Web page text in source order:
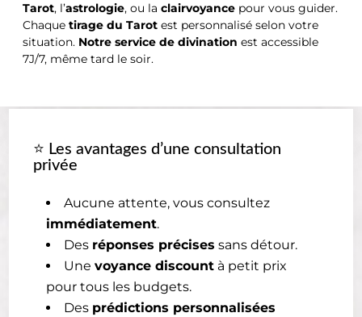
Tarot, l’astrologie, ou la clairvoyance pour vous guider.
Chaque tirage du Tarot est personnalisé selon votre
situation. Notre service de divination est accessible
7J/7, même tard le soir.
⭐ Les avantages d’une consultation
privée
Aucune attente, vous consultez
immédiatement.
Des réponses précises sans détour.
Unevoyance discount à petit prix
pour tous les budgets.
Des prédictions personnalisées